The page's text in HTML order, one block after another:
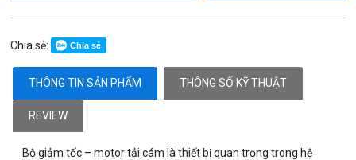
Chia sẻ: Chia sẻ
THÔNG TIN SẢN PHẨM THÔNG SỐ KỸ THUẬT
REVIEW
Bộ giảm tốc – motor tải cám là thiết bị quan trọng trong hệ